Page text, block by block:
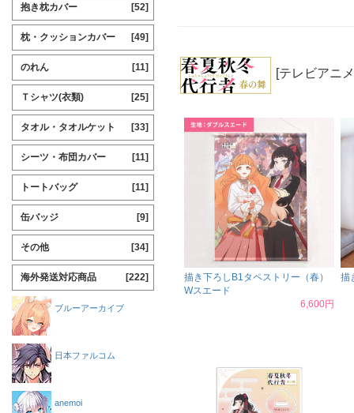
[テレビアニ
描き下ろしB1タペストリー（春）
Wスエード
6,600円
描
抱き枕カバー [52]
枕・クッションカバー [49]
のれん [11]
Ｔシャツ(衣類) [25]
タオル・タオルケット [33]
シーツ・布団カバー [11]
トートバッグ [11]
缶バッジ [9]
その他 [34]
海外発送対応商品 [222]
ブルーアーカイブ
日本ファルコム
anemoi